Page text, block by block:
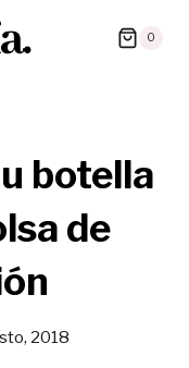
0
botella
de
2018